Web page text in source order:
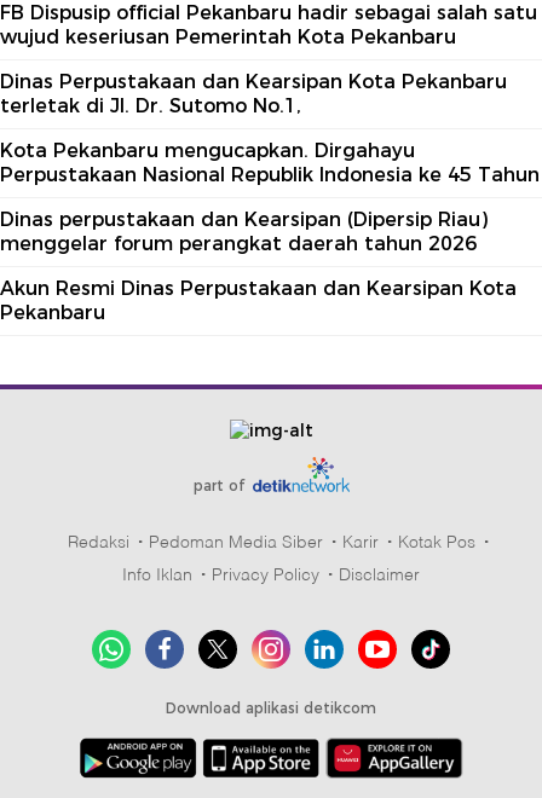
FB Dispusip official Pekanbaru hadir sebagai salah satu
wujud keseriusan Pemerintah Kota Pekanbaru
Dinas Perpustakaan dan Kearsipan Kota Pekanbaru
terletak di Jl. Dr. Sutomo No.1,
Kota Pekanbaru mengucapkan. Dirgahayu
Perpustakaan Nasional Republik Indonesia ke 45 Tahun
Dinas perpustakaan dan Kearsipan (Dipersip Riau)
menggelar forum perangkat daerah tahun 2026
Akun Resmi Dinas Perpustakaan dan Kearsipan Kota
Pekanbaru
part of
Redaksi Pedoman Media Siber Karir
Kotak Pos
Info Iklan
Privacy Policy Disclaimer
Download aplikasi detikcom